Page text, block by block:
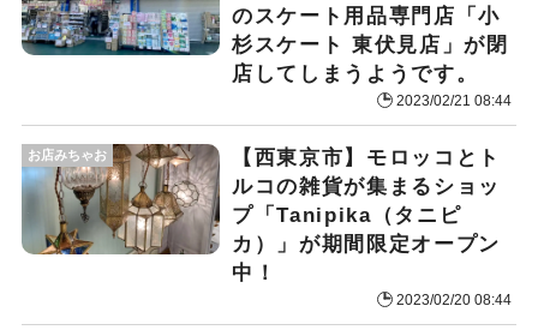
のスケート用品専門店「小
杉スケート 東伏見店」が閉
店してしまうようです。
2023/02/21 08:44
【西東京市】モロッコとト
ルコの雑貨が集まるショッ
プ「Tanipika（タニピ
カ）」が期間限定オープン
中！
2023/02/20 08:44
お店みちゃお